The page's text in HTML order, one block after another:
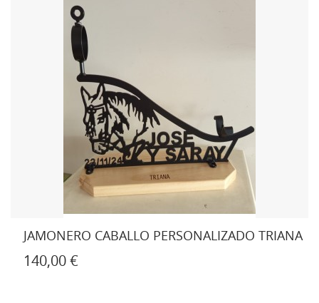
JAMONERO CABALLO PERSONALIZADO TRIANA
140,00 €